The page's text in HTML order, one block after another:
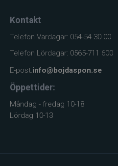
Kontakt
Telefon Vardagar: 054-54 30 00
Telefon Lördagar: 0565-711 600
E-post:info@bojdaspon.se
Öppettider:
Måndag - fredag 10-18
Lördag 10-13